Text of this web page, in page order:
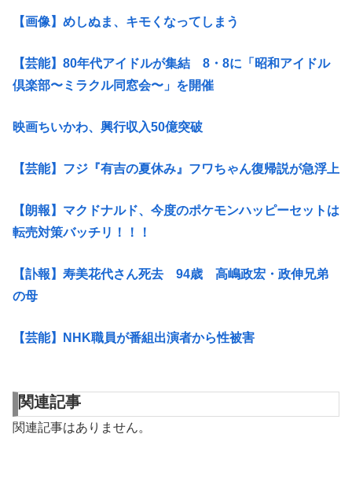
【画像】めしぬま、キモくなってしまう
【芸能】80年代アイドルが集結 8・8に「昭和アイドル
倶楽部〜ミラクル同窓会〜」を開催
映画ちいかわ、興行収入50億突破
【芸能】フジ『有吉の夏休み』フワちゃん復帰説が急浮上
【朗報】マクドナルド、今度のポケモンハッピーセットは
転売対策バッチリ！！！
【訃報】寿美花代さん死去 94歳 高嶋政宏・政伸兄弟
の母
【芸能】NHK職員が番組出演者から性被害
関連記事
関連記事はありません。